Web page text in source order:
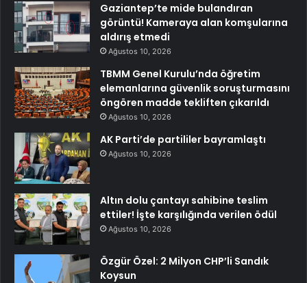
Gaziantep’te mide bulandıran
görüntü! Kameraya alan komşularına
aldırış etmedi
Ağustos 10, 2026
TBMM Genel Kurulu’nda öğretim
elemanlarına güvenlik soruşturmasını
öngören madde tekliften çıkarıldı
Ağustos 10, 2026
AK Parti’de partililer bayramlaştı
Ağustos 10, 2026
Altın dolu çantayı sahibine teslim
ettiler! İşte karşılığında verilen ödül
Ağustos 10, 2026
Özgür Özel: 2 Milyon CHP’li Sandık
Koysun